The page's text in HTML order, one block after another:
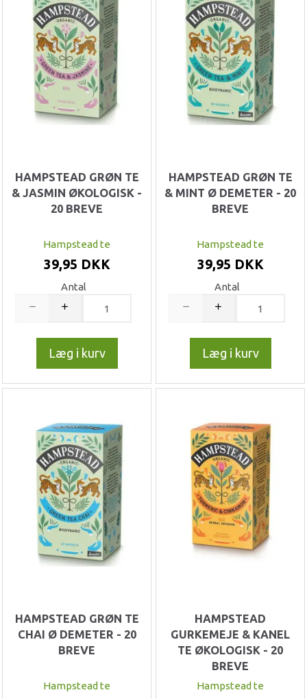
HAMPSTEAD GRØN TE
& JASMIN ØKOLOGISK -
20 BREVE
Hampstead te
39,95 DKK
Antal
Læg i kurv
HAMPSTEAD GRØN TE
& MINT Ø DEMETER - 20
BREVE
Hampstead te
39,95 DKK
Antal
Læg i kurv
HAMPSTEAD GRØN TE
CHAI Ø DEMETER - 20
BREVE
Hampstead te
HAMPSTEAD
GURKEMEJE & KANEL
TE ØKOLOGISK - 20
BREVE
Hampstead te